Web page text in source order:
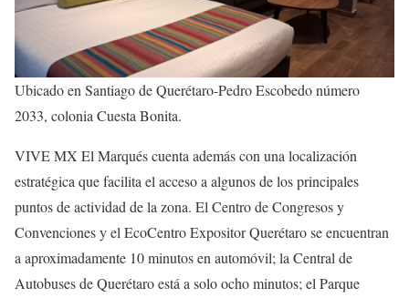
Ubicado en Santiago de Querétaro-Pedro Escobedo número
2033, colonia Cuesta Bonita.
VIVE MX El Marqués cuenta además con una localización
estratégica que facilita el acceso a algunos de los principales
puntos de actividad de la zona. El Centro de Congresos y
Convenciones y el EcoCentro Expositor Querétaro se encuentran
a aproximadamente 10 minutos en automóvil; la Central de
Autobuses de Querétaro está a solo ocho minutos; el Parque